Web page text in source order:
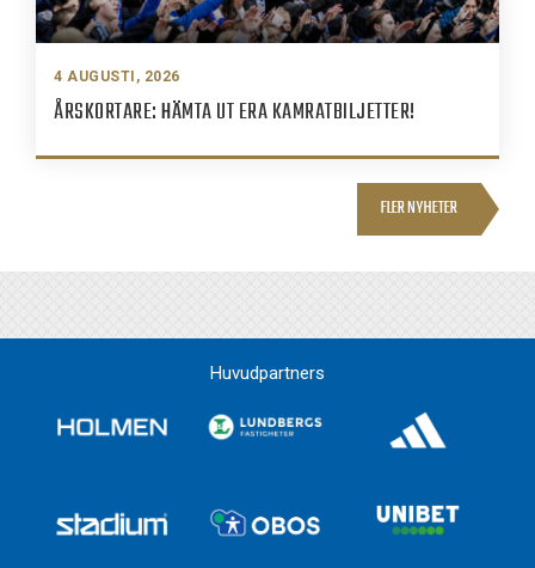
4 AUGUSTI, 2026
ÅRSKORTARE: HÄMTA UT ERA KAMRATBILJETTER!
FLER NYHETER
Huvudpartners